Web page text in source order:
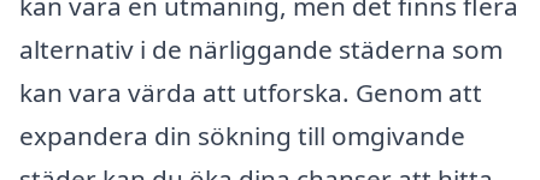
alternativ i de närliggande städerna som
kan vara värda att utforska. Genom att
expandera din sökning till omgivande